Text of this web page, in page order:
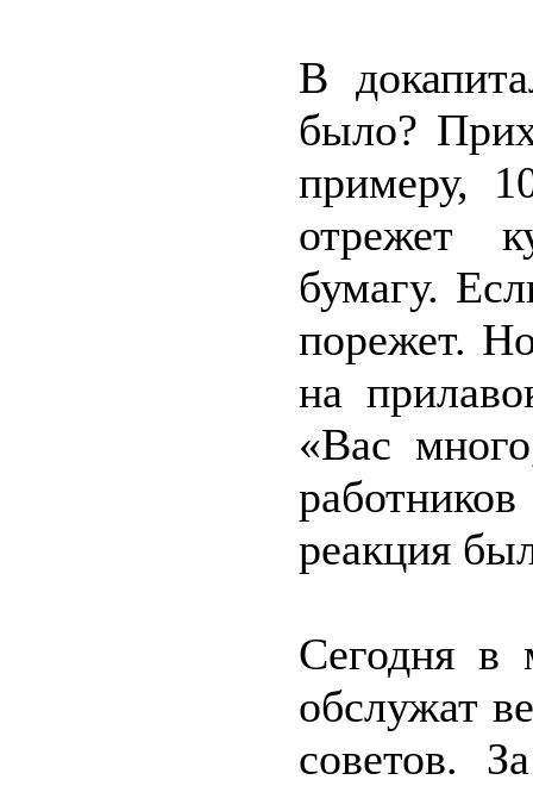
В
было?
примеру,
отрежет
бумагу.
порежет.
на
«Вас
реакция
Сегодня в
обслужат
советов.